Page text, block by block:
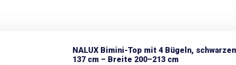
NALUX Bimini-Top mit 4 Bügeln,
137 cm – Breite 200–213 cm